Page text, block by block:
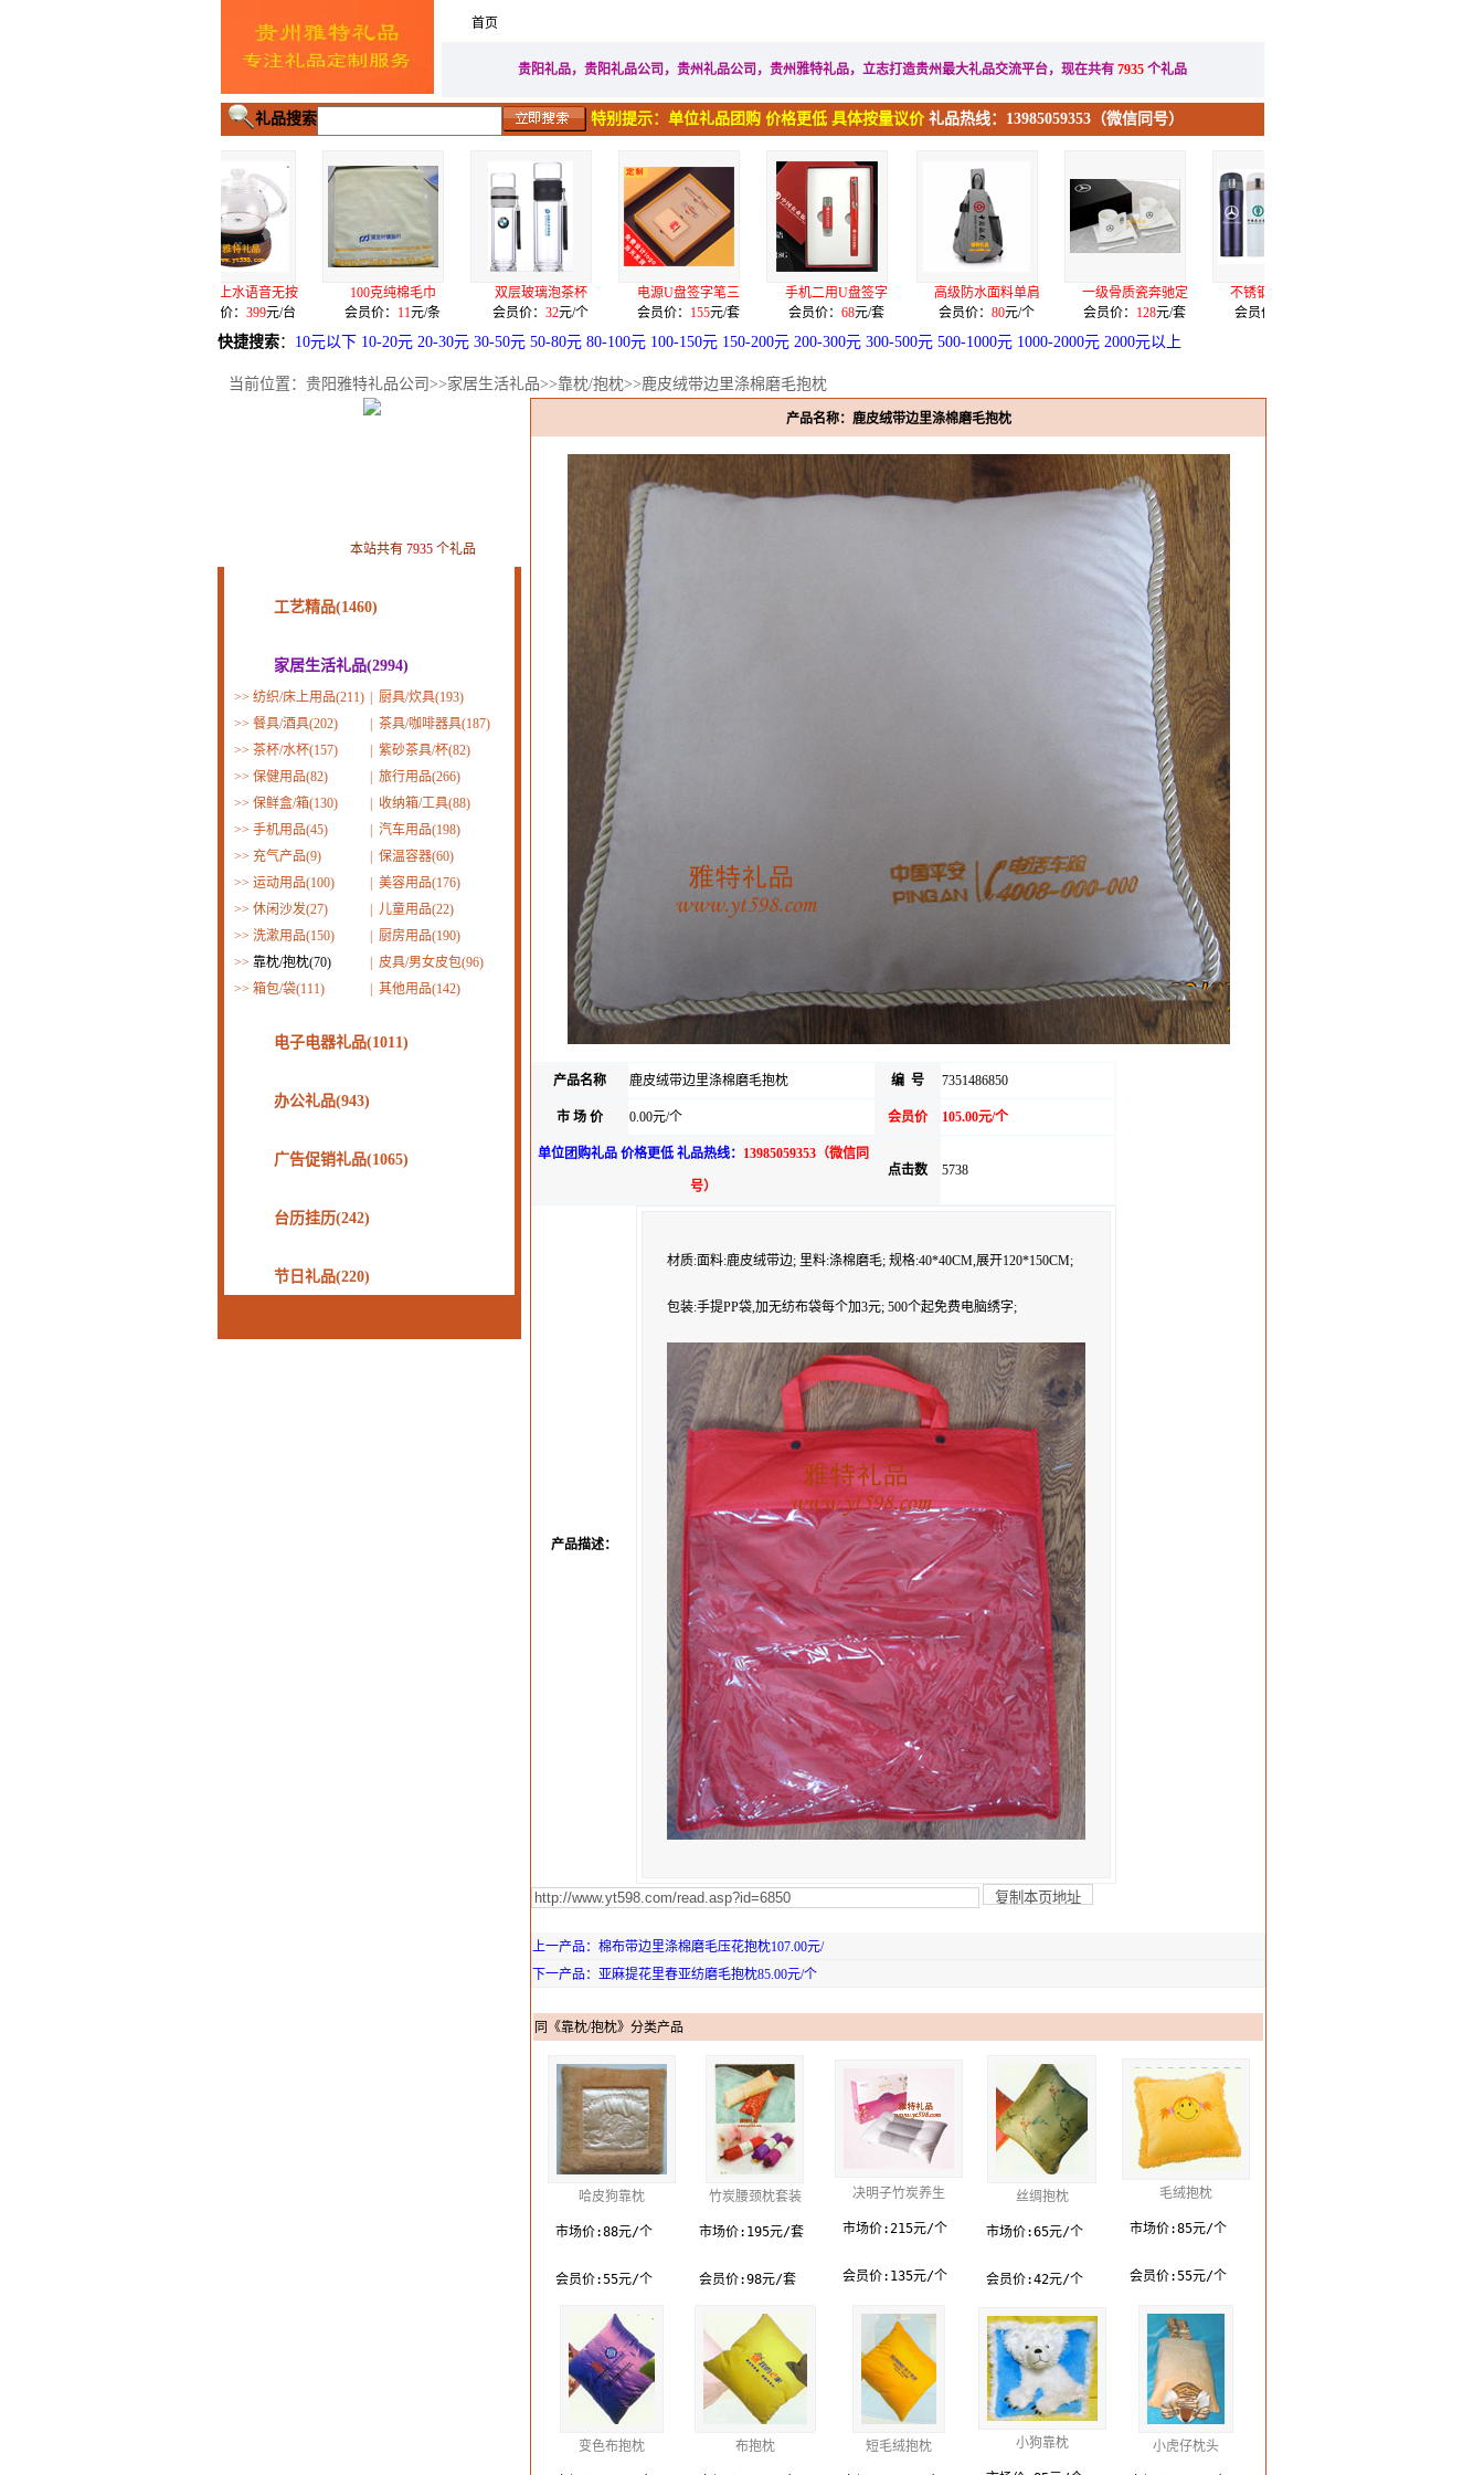
首页
贵阳礼品，贵阳礼品公司，贵州礼品公司，贵州雅特礼品，立志打造贵州最大礼品交流平台，现在共有 7935 个礼品
礼品搜索 特别提示：单位礼品团购 价格更低 具体按量议价 礼品热线：13985059353（微信同号）
100克纯棉毛巾
元/条
双层玻璃泡茶杯
会员价：32元/个
电源U盘签字笔三
会员价：155元/套
手机二用U盘签字
会员价：68元/套
高级防水面料单肩
会员价：80元/个
一级骨质瓷奔驰定
会员价：128元/套
不锈钢真空烤漆弹
会员价：28元/个
合金电镀五件套（
会员价：3.9元/套
快捷搜索： 10元以下 10-20元 20-30元 30-50元 50-80元 80-100元 100-150元 150-200元 200-300元 300-500元 500-1000元 1000-2000元 2000元以上
当前位置： 贵阳雅特礼品公司 >>家居生活礼品>>靠枕/抱枕>>鹿皮绒带边里涤棉磨毛抱枕
产品名称：鹿皮绒带边里涤棉磨毛抱枕
产品名称 鹿皮绒带边里涤棉磨毛抱枕 编 号 7351486850
市 场 价 0.00元/个 会员价 105.00元/个
单位团购礼品 价格更低 礼品热线： 13985059353（微信同
号）
点击数 5738
产品描述：
材质:面料:鹿皮绒带边; 里料:涤棉磨毛; 规格:40*40CM,展开120*150CM;
包装:手提PP袋,加无纺布袋每个加3元; 500个起免费电脑绣字;
上一产品：棉布带边里涤棉磨毛压花抱枕107.00元/
下一产品：亚麻提花里春亚纺磨毛抱枕85.00元/个
同《靠枕/抱枕》分类产品
哈皮狗靠枕
市场价:88元/个
会员价:55元/个
竹炭腰颈枕套装
市场价:195元/套
会员价:98元/套
决明子竹炭养生
市场价:215元/个
会员价:135元/个
丝绸抱枕
市场价:65元/个
会员价:42元/个
毛绒抱枕
市场价:85元/个
会员价:55元/个
变色布抱枕 布抱枕 短毛绒抱枕 小狗靠枕 小虎仔枕头
本站共有 7935 个礼品
工艺精品(1460)
家居生活礼品(2994)
>> 纺织/床上用品(211)
厨具/炊具(193)
>> 餐具/酒具(202)
茶具/咖啡器具(187)
>> 茶杯/水杯(157)
紫砂茶具/杯(82)
>> 保健用品(82)
旅行用品(266)
>> 保鲜盒/箱(130)
收纳箱/工具(88)
>> 手机用品(45)
汽车用品(198)
>> 充气产品(9)
保温容器(60)
>> 运动用品(100)
美容用品(176)
>> 休闲沙发(27)
儿童用品(22)
>> 洗漱用品(150)
厨房用品(190)
>> 靠枕/抱枕(70)
皮具/男女皮包(96)
>> 箱包/袋(111) 其他用品(142)
电子电器礼品(1011)
办公礼品(943)
广告促销礼品(1065)
台历挂历(242)
节日礼品(220)